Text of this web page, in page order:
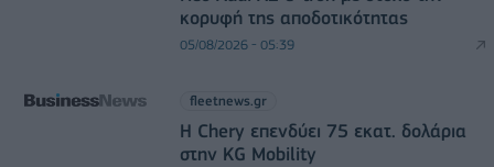
κορυφή της αποδοτικότητας
05/08/2026 - 05:39
fleetnews.gr
Η Chery επενδύει 75 εκατ. δολάρια
στην KG Mobility